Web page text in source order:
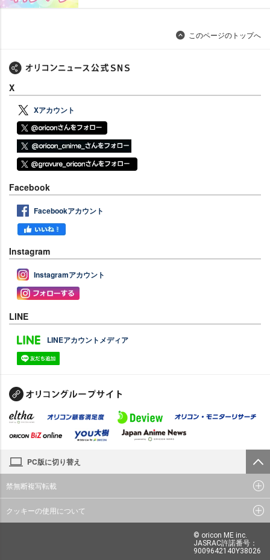
このページのトップへ
X
Xアカウント
Facebook
Facebookアカウント
Instagram
Instagramアカウント
LINE
LINEアカウントメディア
PC版に切り替え
禁無断複写転載
クッキーの使用について
© oricon ME inc.
JASRAC許諾番号：
9009642140Y38026